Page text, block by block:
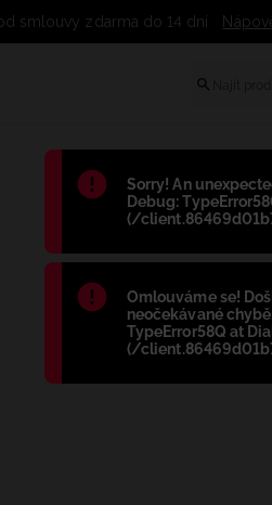
Błąd:
Sorry! An
Debug:
(/
Błąd:
Omlouváme se!
neočekávané
TypeError58Q at
(/
Odstoupení od smlouvy